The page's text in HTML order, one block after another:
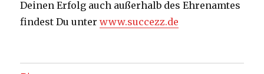
Deinen Erfolg auch außerhalb des Ehrenamtes
findest Du unterwww.succezz.de